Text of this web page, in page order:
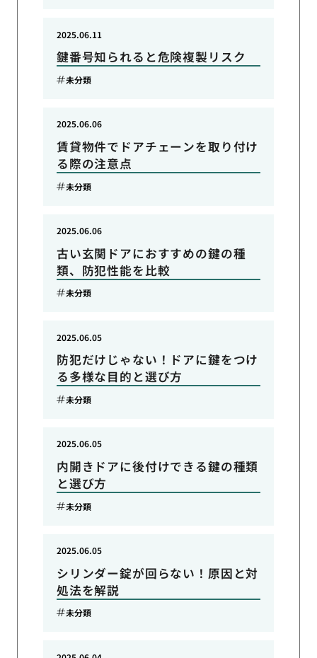
鍵番号知られると危険複製リスク
2025.06.11
未分類
賃貸物件でドアチェーンを取り付け
る際の注意点
2025.06.06
未分類
古い玄関ドアにおすすめの鍵の種
類、防犯性能を比較
2025.06.06
未分類
防犯だけじゃない！ドアに鍵をつけ
る多様な目的と選び方
2025.06.05
未分類
内開きドアに後付けできる鍵の種類
と選び方
2025.06.05
未分類
シリンダー錠が回らない！原因と対
処法を解説
2025.06.05
未分類